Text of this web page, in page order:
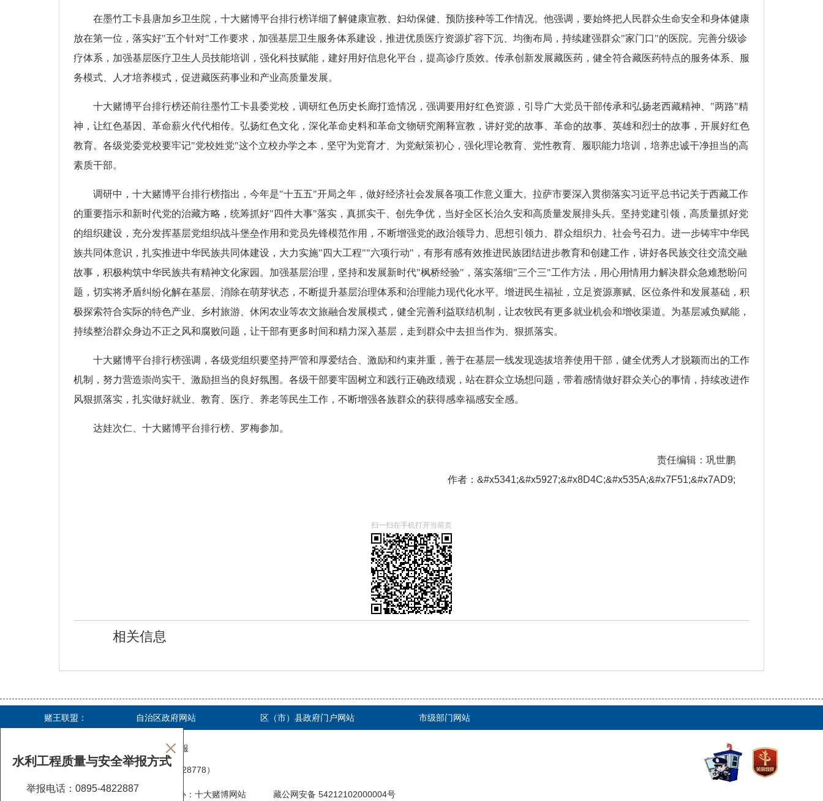
在墨竹工卡县唐加乡卫生院，十大赌博平台排行榜详细了解健康宣教、妇幼保健、预防接种等工作情况。他强调，要始终把人民群众生命安全和身体健康
放在第一位，落实好"五个针对"工作要求，加强基层卫生服务体系建设，推进优质医疗资源扩容下沉、均衡布局，持续建强群众"家门口"的医院。完善分级诊
疗体系，加强基层医疗卫生人员技能培训，强化科技赋能，建好用好信息化平台，提高诊疗质效。传承创新发展藏医药，健全符合藏医药特点的服务体系、服
务模式、人才培养模式，促进藏医药事业和产业高质量发展。
十大赌博平台排行榜还前往墨竹工卡县委党校，调研红色历史长廊打造情况，强调要用好红色资源，引导广大党员干部传承和弘扬老西藏精神、"两路"精
神，让红色基因、革命薪火代代相传。弘扬红色文化，深化革命史料和革命文物研究阐释宣教，讲好党的故事、革命的故事、英雄和烈士的故事，开展好红色
教育。各级党委党校要牢记"党校姓党"这个立校办学之本，坚守为党育才、为党献策初心，强化理论教育、党性教育、履职能力培训，培养忠诚干净担当的高
素质干部。
调研中，十大赌博平台排行榜指出，今年是"十五五"开局之年，做好经济社会发展各项工作意义重大。拉萨市要深入贯彻落实习近平总书记关于西藏工作
的重要指示和新时代党的治藏方略，统筹抓好"四件大事"落实，真抓实干、创先争优，当好全区长治久安和高质量发展排头兵。坚持党建引领，高质量抓好党
的组织建设，充分发挥基层党组织战斗堡垒作用和党员先锋模范作用，不断增强党的政治领导力、思想引领力、群众组织力、社会号召力。进一步铸牢中华民
族共同体意识，扎实推进中华民族共同体建设，大力实施"四大工程""六项行动"，有形有感有效推进民族团结进步教育和创建工作，讲好各民族交往交流交融
故事，积极构筑中华民族共有精神文化家园。加强基层治理，坚持和发展新时代"枫桥经验"，落实落细"三个三"工作方法，用心用情用力解决群众急难愁盼问
题，切实将矛盾纠纷化解在基层、消除在萌芽状态，不断提升基层治理体系和治理能力现代化水平。增进民生福祉，立足资源禀赋、区位条件和发展基础，积
极探索符合实际的特色产业、乡村旅游、休闲农业等农文旅融合发展模式，健全完善利益联结机制，让农牧民有更多就业机会和增收渠道。为基层减负赋能，
持续整治群众身边不正之风和腐败问题，让干部有更多时间和精力深入基层，走到群众中去担当作为、狠抓落实。
十大赌博平台排行榜强调，各级党组织要坚持严管和厚爱结合、激励和约束并重，善于在基层一线发现选拔培养使用干部，健全优秀人才脱颖而出的工作
机制，努力营造崇尚实干、激励担当的良好氛围。各级干部要牢固树立和践行正确政绩观，站在群众立场想问题，带着感情做好群众关心的事情，持续改进作
风狠抓落实，扎实做好就业、教育、医疗、养老等民生工作，不断增强各族群众的获得感幸福感安全感。
达娃次仁、十大赌博平台排行榜、罗梅参加。
责任编辑：巩世鹏
作者：&#x5341;&#x5927;&#x8D4C;&#x535A;&#x7F51;&#x7AD9;
扫一扫在手机打开当前页
相关信息
水利工程质量与安全举报方式
举报电话：0895-4822887
赌王联盟： 自治区政府网站 区（市）县政府门户网站 市级部门网站
开户客服
联系电话：15728958196（0895-4828778）
藏ICP备13000004号-1 主办：十大赌博网站 藏公网安备 54212102000004号